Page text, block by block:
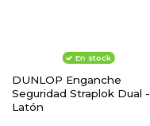
En stock
DUNLOP Enganche
Seguridad Straplok Dual -
Latón